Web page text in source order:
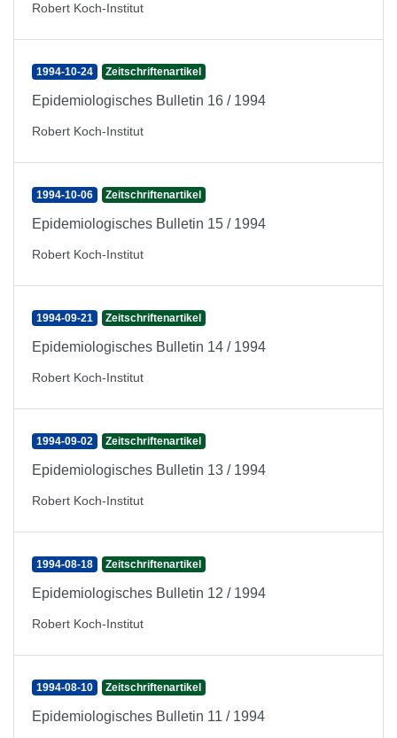
Robert Koch-Institut
1994-10-24 Zeitschriftenartikel
Epidemiologisches Bulletin 16 / 1994
Robert Koch-Institut
1994-10-06 Zeitschriftenartikel
Epidemiologisches Bulletin 15 / 1994
Robert Koch-Institut
1994-09-21 Zeitschriftenartikel
Epidemiologisches Bulletin 14 / 1994
Robert Koch-Institut
1994-09-02 Zeitschriftenartikel
Epidemiologisches Bulletin 13 / 1994
Robert Koch-Institut
1994-08-18 Zeitschriftenartikel
Epidemiologisches Bulletin 12 / 1994
Robert Koch-Institut
1994-08-10 Zeitschriftenartikel
Epidemiologisches Bulletin 11 / 1994